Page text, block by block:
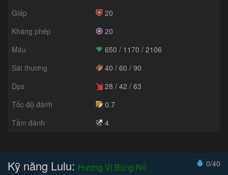
Giáp
20
Kháng phép
20
Máu
650 / 1170 / 2106
Sát thương
40 / 60 / 90
Dps
28 / 42 / 63
Tốc độ đánh
0.7
Tầm đánh
4
Kỹ năng Lulu: Hương Vị Bùng Nổ 0/40